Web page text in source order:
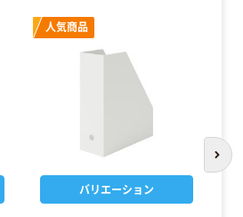
人気商品
バリエーション
次